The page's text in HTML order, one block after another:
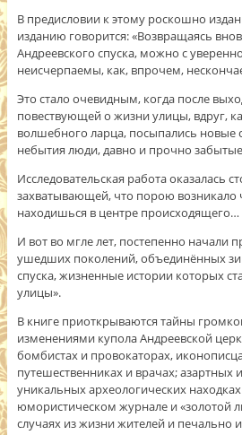
В предисловии к этому роскошно
изданию говорится: «Возвращаясь
Андреевского спуска, можно с
неисчерпаемы, как, впрочем,
Это стало очевидным, когда после
повествующей о жизни улицы, вдруг,
волшебного ларца, посыпались новые
небытия люди, давно и прочно
Исследовательская работа оказалась
захватывающей, что порою возникало
находишься в центре происходящего…
И вот во мгле лет, постепенно начали
ушедших поколений, объединённых
спуска, жизненные истории которых
улицы».
В книге приоткрываются тайны
изменениями купола Андреевской
бомбистах и провокаторах,
путешественниках и врачах; азартных
уникальных археологических
юмористическом журнале и «золотой
случаях из жизни жителей и печально